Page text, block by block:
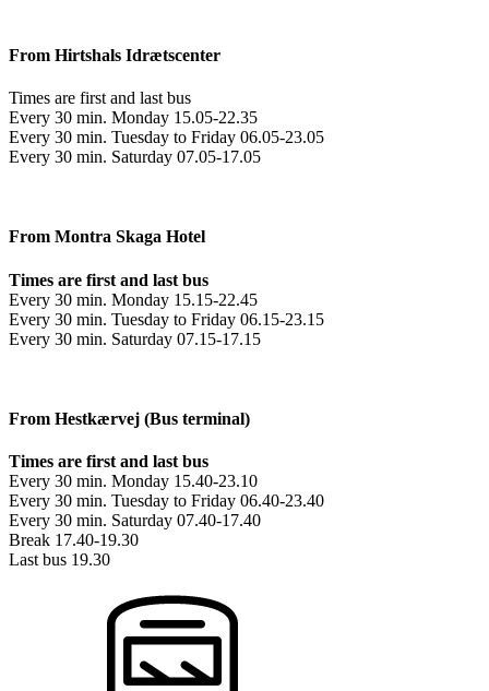
From Hirtshals Idrætscenter
Times are first and last bus
Every 30 min. Monday 15.05-22.35
Every 30 min. Tuesday to Friday 06.05-23.05
Every 30 min. Saturday 07.05-17.05
From Montra Skaga Hotel
Times are first and last bus
Every 30 min. Monday 15.15-22.45
Every 30 min. Tuesday to Friday 06.15-23.15
Every 30 min. Saturday 07.15-17.15
From Hestkærvej (Bus terminal)
Times are first and last bus
Every 30 min. Monday 15.40-23.10
Every 30 min. Tuesday to Friday 06.40-23.40
Every 30 min. Saturday 07.40-17.40
Break 17.40-19.30
Last bus 19.30